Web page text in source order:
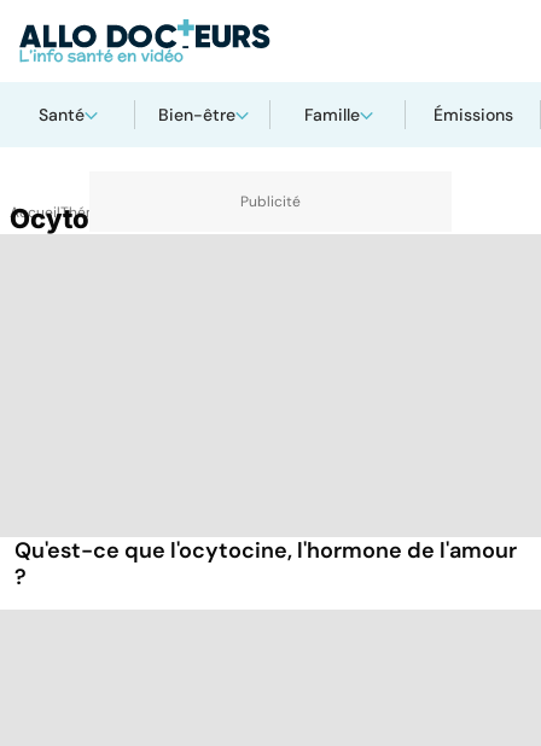
Santé Bien-être Famille Émissions
AccueilThématiques
Ocytocine
Qu'est-ce que l'ocytocine, l'hormone de l'amour
?